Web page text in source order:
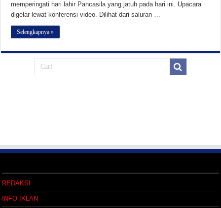
memperingati hari lahir Pancasila yang jatuh pada hari ini. Upacara
digelar lewat konferensi video. Dilihat dari saluran …
Selengkapnya »
REDAKSI
INFO IKLAN